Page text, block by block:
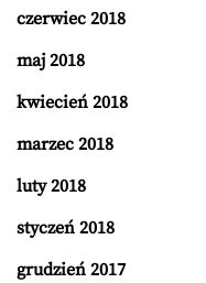
czerwiec 2018
maj 2018
kwiecień 2018
marzec 2018
luty 2018
styczeń 2018
grudzień 2017